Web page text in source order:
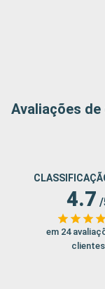
Avaliações
4.7 /
em 24
clientes